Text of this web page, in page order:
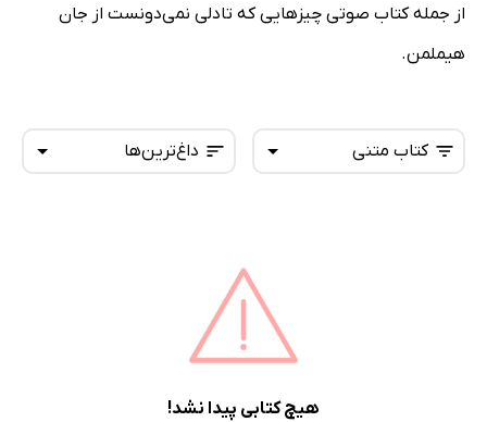
از جمله کتاب صوتی چیزهایی که تادلی نمی‌دونست از جان
هیملمن.
داغ‌ترین‌ها
پرفروش‌ها
پربحث‌ها
کتاب متنی
هیچ کتابی پیدا نشد!